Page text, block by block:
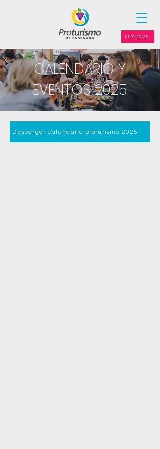
TTM2025
CALENDARIO Y
EVENTOS 2025
Descargar calendario proturismo 2025